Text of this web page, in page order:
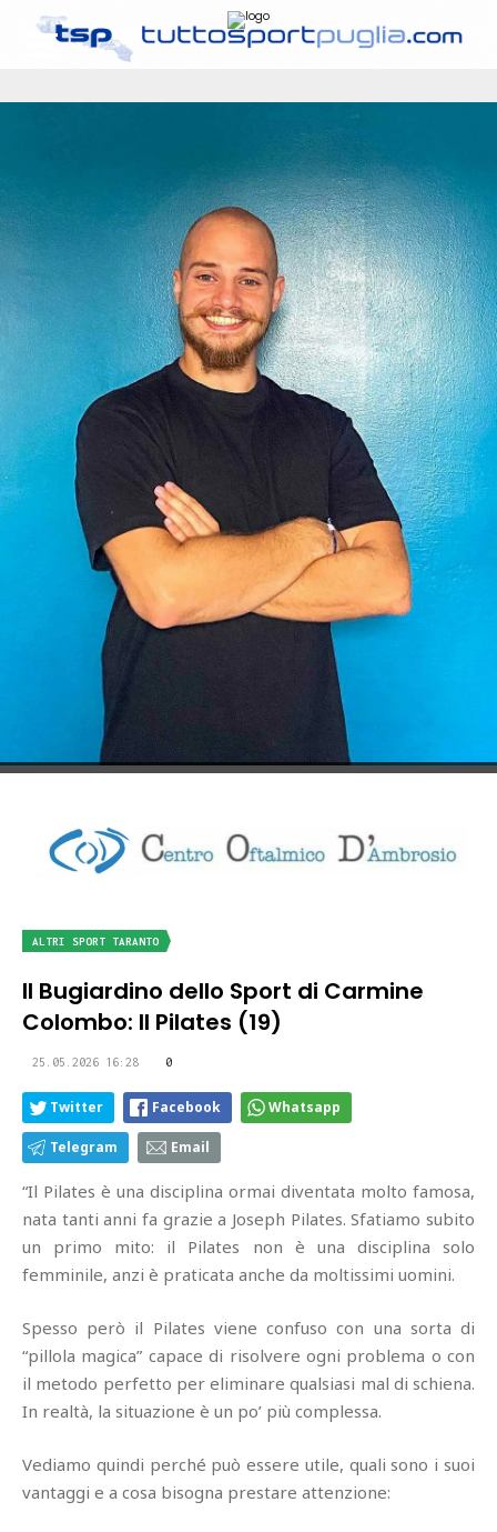
ALTRI SPORT TARANTO
Il Bugiardino dello Sport di Carmine
Colombo: Il Pilates (19)
25.05.2026 16:28 0
Twitter Facebook Whatsapp
Telegram Email
“Il Pilates è una disciplina ormai diventata molto famosa,
nata tanti anni fa grazie a Joseph Pilates. Sfatiamo subito
un primo mito: il Pilates non è una disciplina solo
femminile, anzi è praticata anche da moltissimi uomini.
Spesso però il Pilates viene confuso con una sorta di
“pillola magica” capace di risolvere ogni problema o con
il metodo perfetto per eliminare qualsiasi mal di schiena.
In realtà, la situazione è un po’ più complessa.
Vediamo quindi perché può essere utile, quali sono i suoi
vantaggi e a cosa bisogna prestare attenzione: